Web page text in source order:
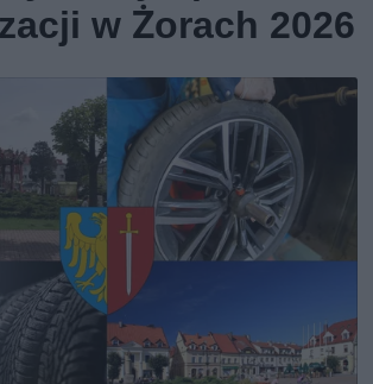
w Żorach 2026